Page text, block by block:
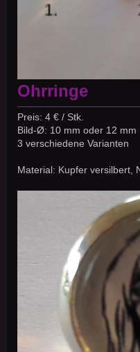
Ohrringe
Preis: 4 € / Stk.
Bild-Ø: 10 mm oder 12 mm
3 verschiedene Varianten
Material: Kupfer versilbert,